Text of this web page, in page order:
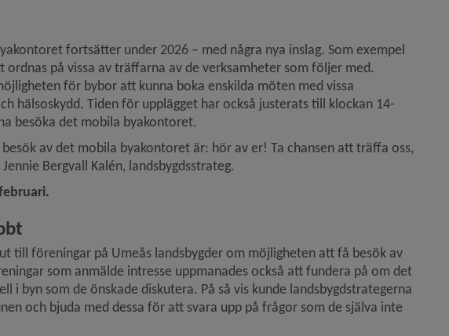
fortsätter under 2026 – med några nya inslag. Som exempel
på vissa av träffarna av de verksamheter som följer med.
för bybor att kunna boka enskilda möten med vissa
hälsoskydd. Tiden för upplägget har också justerats till klockan 14-
besöka det mobila byakontoret.
av det mobila byakontoret är: hör av er! Ta chansen att träffa oss,
Bergvall Kalén, landsbygdsstrateg.
till föreningar på Umeås landsbygder om möjligheten att få besök av
som anmälde intresse uppmanades också att fundera på om det
i byn som de önskade diskutera. På så vis kunde landsbygdstrategerna
och bjuda med dessa för att svara upp på frågor som de själva inte